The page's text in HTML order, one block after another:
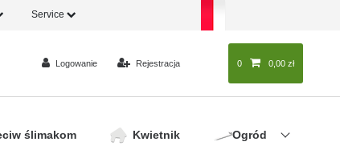
Service
Logowanie Rejestracja 0 0,00 zł
ślimakom Kwietnik Ogród